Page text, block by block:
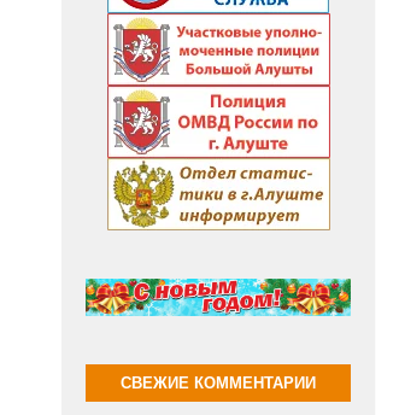
СВЕЖИЕ КОММЕНТАРИИ